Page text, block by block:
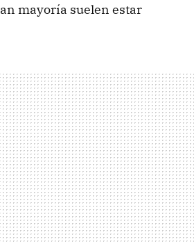
mayoría suelen estar